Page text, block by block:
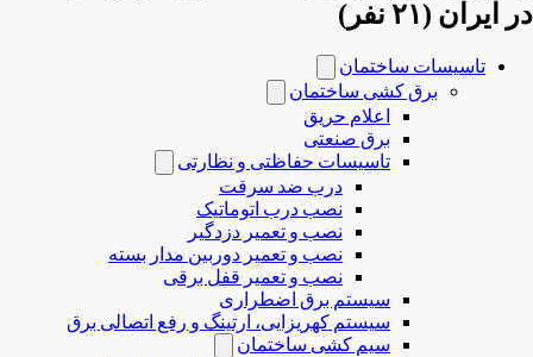
در ایران (۲۱ نفر)
تاسیسات ساختمان
برق کشی ساختمان
اعلام حریق
برق صنعتی
تاسیسات حفاظتی و نظارتی
درب ضد سرقت
نصب درب‌ اتوماتیک
نصب و تعمیر دزدگیر
نصب و تعمیر دوربین مدار بسته
نصب و تعمیر قفل برقی
سیستم برق اضطراری
سیستم کهریزایی، ارتینگ و رفع اتصالی برق
سیم کشی ساختمان